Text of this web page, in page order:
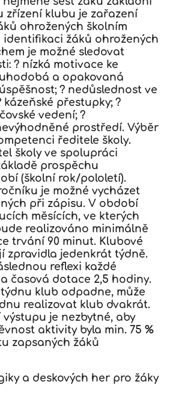
zřízení klubu je zařazení
ohrožených školním
identifikaci žáků ohrožených
je možné sledovat
? nízká motivace ke
a opakovaná
? nedůslednost ve
přestupky; ?
vedení; ?
prostředí. Výběr
ředitele školy.
školy ve spolupráci
prospěchu
(školní rok/pololetí).
je možné vycházet
při zápisu. V období
měsících, ve kterých
realizováno minimálně
trvání 90 minut. Klubové
zpravidla jedenkrát týdně.
reflexi každé
časová dotace 2,5 hodiny.
klub odpadne, může
realizovat klub dvakrát.
výstupu je nezbytné, aby
aktivity byla min. 75 %
zapsaných žáků
a deskových her pro žáky